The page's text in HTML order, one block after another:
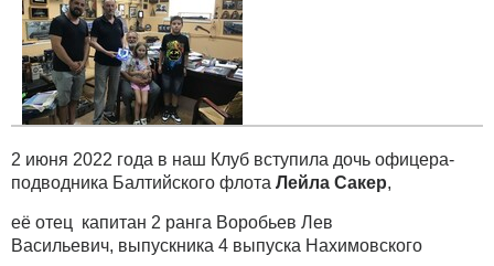
2 июня 2022 года в наш Клуб вступила дочь офицера-
подводника Балтийского флота Лейла Сакер,
её отец капитан 2 ранга Воробьев Лев
Васильевич, выпускника 4 выпуска Нахимовского